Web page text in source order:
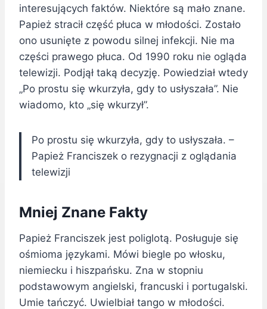
interesujących faktów. Niektóre są mało znane.
Papież stracił część płuca w młodości. Zostało
ono usunięte z powodu silnej infekcji. Nie ma
części prawego płuca. Od 1990 roku nie ogląda
telewizji. Podjął taką decyzję. Powiedział wtedy
„Po prostu się wkurzyła, gdy to usłyszała”. Nie
wiadomo, kto „się wkurzył”.
Po prostu się wkurzyła, gdy to usłyszała. –
Papież Franciszek o rezygnacji z oglądania
telewizji
Mniej Znane Fakty
Papież Franciszek jest poliglotą. Posługuje się
ośmioma językami. Mówi biegle po włosku,
niemiecku i hiszpańsku. Zna w stopniu
podstawowym angielski, francuski i portugalski.
Umie tańczyć. Uwielbiał tango w młodości.